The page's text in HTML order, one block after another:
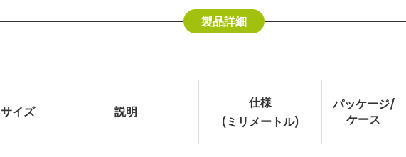
製品詳細
サイズ 説明
仕様
(ミリメートル)
パッケージ/
ケース